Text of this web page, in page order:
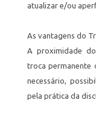
atualizar e/ou
As vantagens do
A proximidade
troca permanente
necessário,
pela prática da